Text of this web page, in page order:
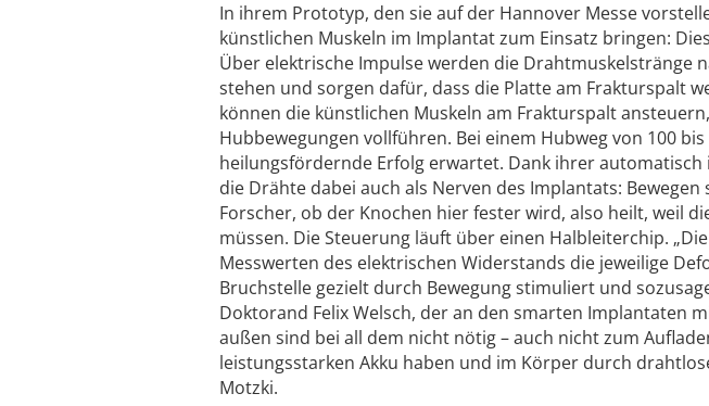
In ihrem Prototyp, den sie auf der Hannover Messe
künstlichen Muskeln im Implantat zum Einsatz bringen:
Über elektrische Impulse werden die Drahtmuskelstränge
stehen und sorgen dafür, dass die Platte am Frakturspalt
können die künstlichen Muskeln am Frakturspalt
Hubbewegungen vollführen. Bei einem Hubweg von 100
heilungsfördernde Erfolg erwartet. Dank ihrer
die Drähte dabei auch als Nerven des Implantats:
Forscher, ob der Knochen hier fester wird, also heilt, weil
müssen. Die Steuerung läuft über einen Halbleiterchip.
Messwerten des elektrischen Widerstands die jeweilige
Bruchstelle gezielt durch Bewegung stimuliert und
Doktorand Felix Welsch, der an den smarten Implantaten
außen sind bei all dem nicht nötig – auch nicht zum
leistungsstarken Akku haben und im Körper durch
Motzki.